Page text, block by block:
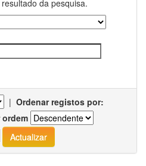
da pesquisa.
| Ordenar registos por:
ordem